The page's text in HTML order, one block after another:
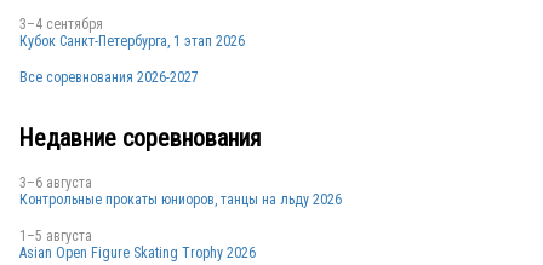
3–4 сентября
Кубок Санкт-Петербурга, 1 этап 2026
Все соревнования 2026-2027
Недавние соревнования
3–6 августа
Контрольные прокаты юниоров, танцы на льду 2026
1–5 августа
Asian Open Figure Skating Trophy 2026